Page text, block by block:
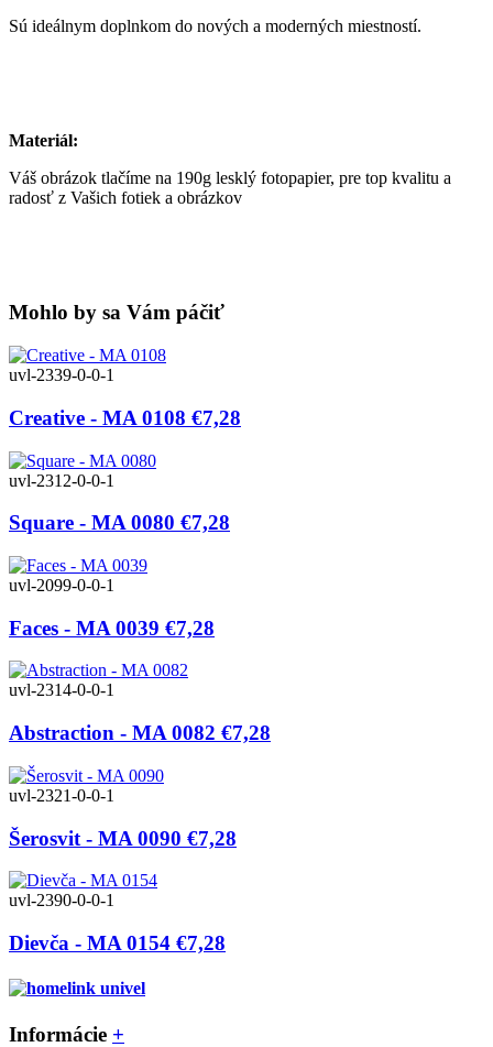
Sú ideálnym doplnkom do nových a moderných miestností.
Materiál:
Váš obrázok tlačíme na 190g lesklý fotopapier, pre top kvalitu a
radosť z Vašich fotiek a obrázkov
Mohlo by sa Vám páčiť
uvl-2339-0-0-1
Creative - MA 0108 €7,28
uvl-2312-0-0-1
Square - MA 0080 €7,28
uvl-2099-0-0-1
Faces - MA 0039 €7,28
uvl-2314-0-0-1
Abstraction - MA 0082 €7,28
uvl-2321-0-0-1
Šerosvit - MA 0090 €7,28
uvl-2390-0-0-1
Dievča - MA 0154 €7,28
Informácie +